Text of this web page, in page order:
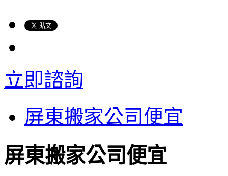
立即諮詢
屏東搬家公司便宜
屏東搬家公司便宜